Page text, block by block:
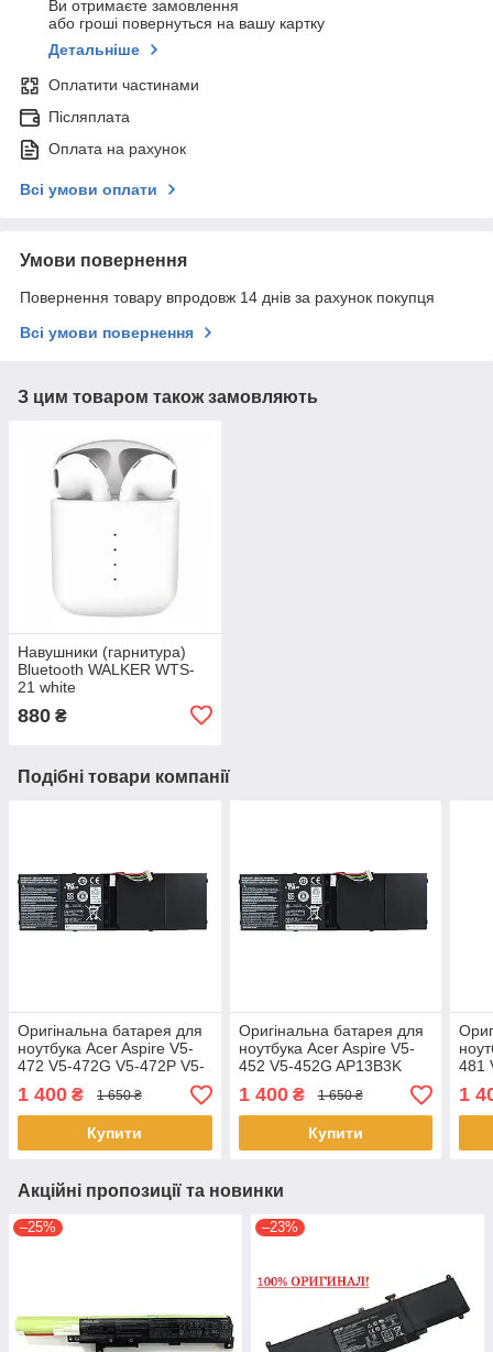
Ви отримаєте замовлення
або гроші повернуться на вашу картку
Детальніше
Оплатити частинами
Післяплата
Оплата на рахунок
Всі умови оплати
Умови повернення
Повернення товару впродовж 14 днів за рахунок покупця
Всі умови повернення
З цим товаром також замовляють
Навушники (гарнитура)
Bluetooth WALKER WTS-
21 white
880 ₴
Подібні товари компанії
Оригінальна батарея для
ноутбука Acer Aspire V5-
472 V5-472G V5-472P V5-
472PG AP13B3K AP13B8K
1 400 ₴ 1 650 ₴
Купити
Оригінальна батарея для
ноутбука Acer Aspire V5-
452 V5-452G AP13B3K
AP13B8K
1 400₴ 1 650 ₴
Купити
481
482
1
Акційні пропозиції та новинки
–25% –23%